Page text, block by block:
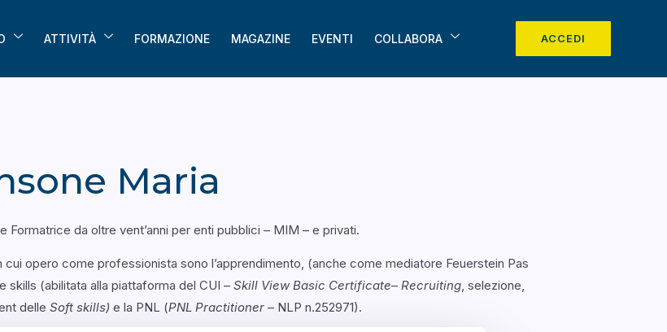
ATTIVITÀ FORMAZIONE MAGAZINE EVENTI COLLABORA ACCEDI
Maria
Formatrice da oltre vent’anni per enti pubblici – MIM – e privati.
cui opero come professionista sono l’apprendimento, (anche come mediatore Feuerstein Pas
skills (abilitata alla piattaforma del CUI – Skill View Basic Certificate– Recruiting, selezione,
delle Soft skills) e la PNL (PNL Practitioner – NLP n.252971).